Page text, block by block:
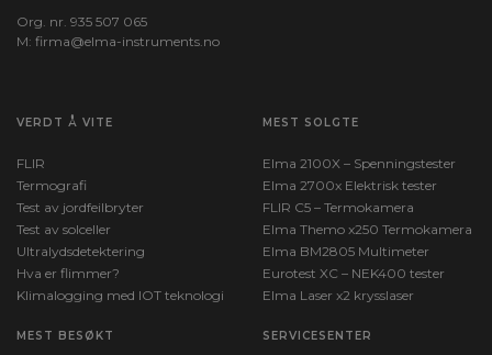
Org. nr. 935 507 065
M: firma@elma-instruments.no​
VERDT Å VITE
FLIR
Termografi
Test av jordfeilbryter
Test av solceller
Ultralydsdetektering
Hva er flimmer?
Klimalogging med IOT teknologi
MEST SOLGTE
Elma 2100X – Spenningstester
Elma 2700x Elektrisk tester
FLIR C5 – Termokamera
Elma Themo x250 Termokamera
Elma BM2805 Multimeter
Eurotest XC – NEK400 tester
Elma Laser x2 krysslaser
MEST BESØKT SERVICESENTER